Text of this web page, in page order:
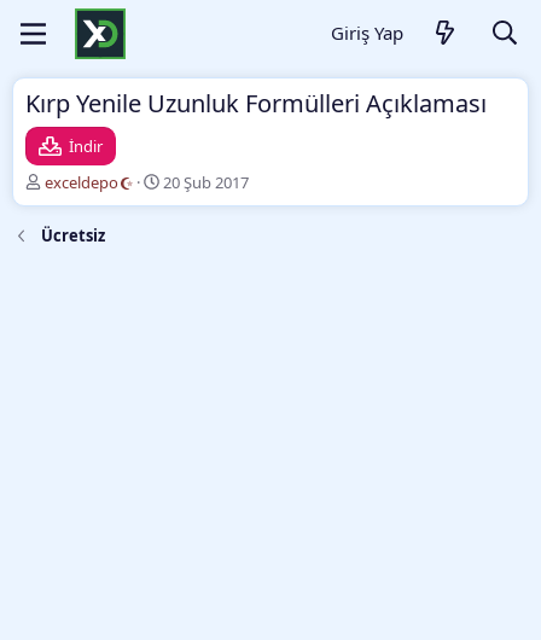
Giriş Yap
Kırp Yenile Uzunluk Formülleri Açıklaması
İndir
Y
a
z
a
exceldepo
O
l
20 Şub 2017
Ücretsiz